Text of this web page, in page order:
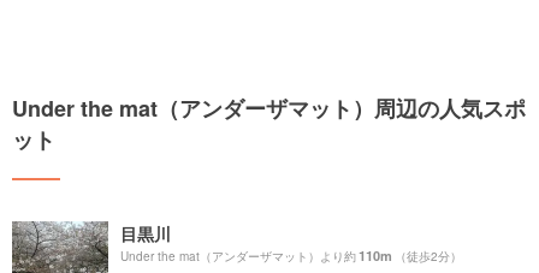
Under the mat（アンダーザマット）周辺の人気スポ
ット
目黒川
Under the mat（アンダーザマット）より約110m （徒歩2分）